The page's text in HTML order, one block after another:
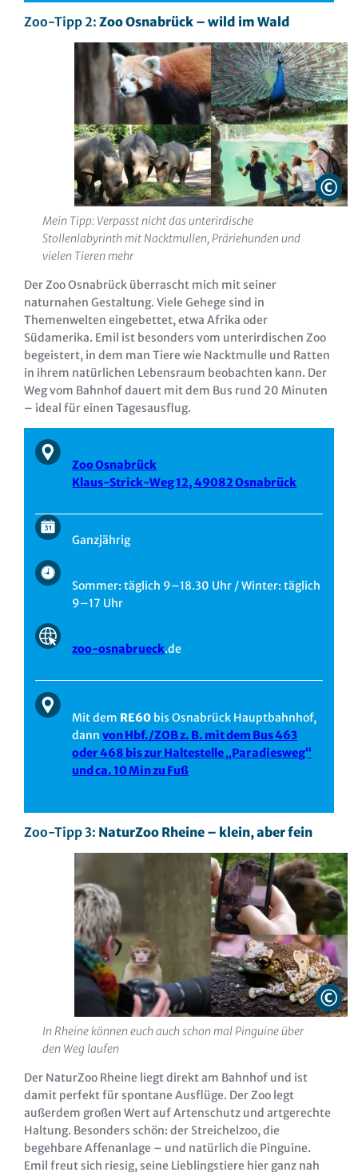
Zoo-Tipp 2:Zoo Osnabrück – wild im Wald
Mein Tipp: Verpasst nicht das unterirdische
Stollenlabyrinth mit Nacktmullen, Präriehunden und
vielen Tieren mehr
Der Zoo Osnabrück überrascht mich mit seiner
naturnahen Gestaltung. Viele Gehege sind in
Themenwelten eingebettet, etwa Afrika oder
Südamerika. Emil ist besonders vom unterirdischen Zoo
begeistert, in dem man Tiere wie Nacktmulle und Ratten
in ihrem natürlichen Lebensraum beobachten kann. Der
Weg vom Bahnhof dauert mit dem Bus rund 20 Minuten
– ideal für einen Tagesausflug.
Zoo Osnabrück
Klaus-Strick-Weg 12, 49082 Osnabrück
Ganzjährig
Sommer: täglich 9–18.30 Uhr / Winter: täglich
9–17 Uhr
zoo-osnabrueck.de
Mit dem RE60 bis Osnabrück Hauptbahnhof,
dannvon Hbf./ZOB z. B. mit dem Bus 463
oder 468 bis zur Haltestelle „Paradiesweg“
und ca. 10 Min zu Fuß
Zoo-Tipp 3: NaturZoo Rheine – klein, aber fein
In Rheine können euch auch schon mal Pinguine über
den Weg laufen
Der NaturZoo Rheine liegt direkt am Bahnhof und ist
damit perfekt für spontane Ausflüge. Der Zoo legt
außerdem großen Wert auf Artenschutz und artgerechte
Haltung. Besonders schön: der Streichelzoo, die
begehbare Affenanlage – und natürlich die Pinguine.
Emil freut sich riesig, seine Lieblingstiere hier ganz nah